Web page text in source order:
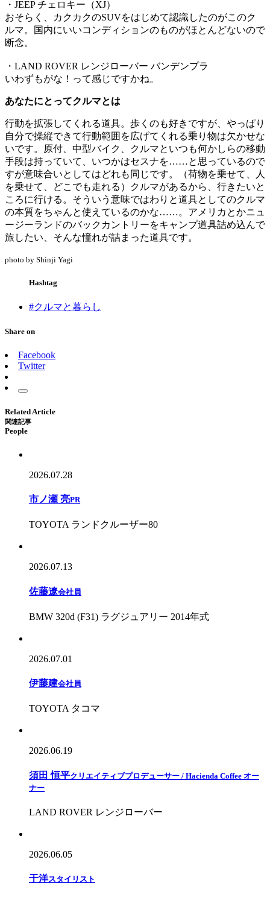
・JEEP チェロキー（XJ）
おそらく、カクカクのSUVをはじめて認識したのがこのク
ルマ。国内にいいコンディションのものがほとんどないので
断念。
・LAND ROVER レンジローバー バンデンプラ
いわずもがな！って感じですかね。
あなたにとってクルマとは
行動を拡張してくれる道具。歩くのも好きですが、やっぱり
自分で操縦できて行動範囲を広げてくれる乗り物は欠かせな
いです。原付、中型バイク、クルマといつも何かしらの移動
手段は持っていて、いつかはセスナを……と思っているので
すが意味合いとしてはどれも同じです。（荷物を乗せて、人
を乗せて、どこでも走れる）クルマがあるから、行きたいと
ころに行ける。そういう意味ではわりと道具としてのクルマ
の本質をちゃんと使えているのかな……。アメリカとかニュ
ージーランドのバックカントリーをキャンプ道具詰め込んで
旅したい、そんな憧れが詰まった道具です。
photo by Shinji Yagi
Hashtag
#クルマと暮らし
Share on
Facebook
Twitter
Related Article
関連記事
People
2026.07.28
市ノ瀬 亮PR
TOYOTA ランドクルーザー80
2026.07.13
佐藤遼会社員
BMW 320d (F31) ラグジュアリー 2014年式
2026.07.01
伊藤建会社員
TOYOTA タコマ
2026.06.19
須田 恒平クリエイティブプロデューサー / Hacienda Coffee オー
ナー
LAND ROVER レンジローバー
2026.06.05
于洋スタイリスト